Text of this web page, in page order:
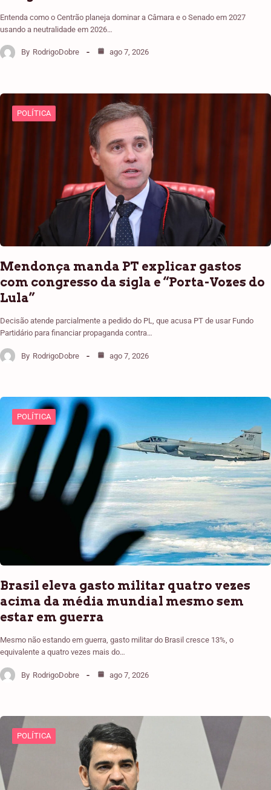
Entenda como o Centrão planeja dominar a Câmara e o Senado em 2027
usando a neutralidade em 2026…
By RodrigoDobre ago 7, 2026
POLÍTICA
Mendonça manda PT explicar gastos
com congresso da sigla e “Porta-Vozes do
Lula”
Decisão atende parcialmente a pedido do PL, que acusa PT de usar Fundo
Partidário para financiar propaganda contra…
By RodrigoDobre ago 7, 2026
POLÍTICA
Brasil eleva gasto militar quatro vezes
acima da média mundial mesmo sem
estar em guerra
Mesmo não estando em guerra, gasto militar do Brasil cresce 13%, o
equivalente a quatro vezes mais do…
By RodrigoDobre ago 7, 2026
POLÍTICA